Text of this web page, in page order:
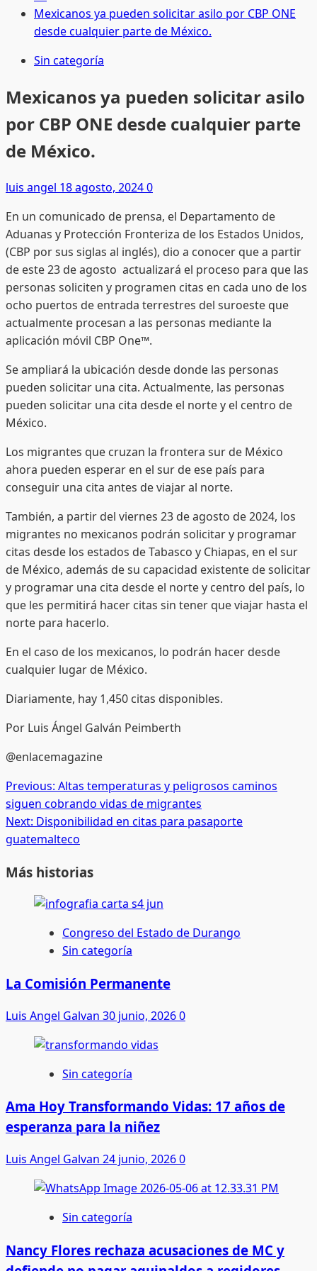
Mexicanos ya pueden solicitar asilo por CBP ONE
desde cualquier parte de México.
Sin categoría
Mexicanos ya pueden solicitar asilo
por CBP ONE desde cualquier parte
de México.
luis angel 18 agosto, 20240
En un comunicado de prensa, el Departamento de
Aduanas y Protección Fronteriza de los Estados Unidos,
(CBP por sus siglas al inglés), dio a conocer que a partir
de este 23 de agosto actualizará el proceso para que las
personas soliciten y programen citas en cada uno de los
ocho puertos de entrada terrestres del suroeste que
actualmente procesan a las personas mediante la
aplicación móvil CBP One™.
Se ampliará la ubicación desde donde las personas
pueden solicitar una cita. Actualmente, las personas
pueden solicitar una cita desde el norte y el centro de
México.
Los migrantes que cruzan la frontera sur de México
ahora pueden esperar en el sur de ese país para
conseguir una cita antes de viajar al norte.
También, a partir del viernes 23 de agosto de 2024, los
migrantes no mexicanos podrán solicitar y programar
citas desde los estados de Tabasco y Chiapas, en el sur
de México, además de su capacidad existente de solicitar
y programar una cita desde el norte y centro del país, lo
que les permitirá hacer citas sin tener que viajar hasta el
norte para hacerlo.
En el caso de los mexicanos, lo podrán hacer desde
cualquier lugar de México.
Diariamente, hay 1,450 citas disponibles.
Por Luis Ángel Galván Peimberth
@enlacemagazine
Post
navigation
Previous: Altas temperaturas y peligrosos caminos
siguen cobrando vidas de migrantes
Next: Disponibilidad en citas para pasaporte
guatemalteco
Más historias
Congreso del Estado de Durango
Sin categoría
La Comisión Permanente
Luis Angel Galvan 30 junio, 20260
Sin categoría
Ama Hoy Transformando Vidas: 17 años de
esperanza para la niñez
Luis Angel Galvan 24 junio, 20260
Sin categoría
Nancy Flores rechaza acusaciones de MC y